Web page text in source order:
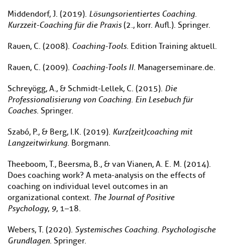
Middendorf, J. (2019). Lösungsorientiertes Coaching.
Kurzzeit-Coaching für die Praxis(2., korr. Aufl.). Springer.
Rauen, C. (2008). Coaching-Tools. Edition Training aktuell.
Rauen, C. (2009). Coaching-Tools II. Managerseminare.de.
Schreyögg, A., & Schmidt-Lellek, C. (2015). Die
Professionalisierung von Coaching. Ein Lesebuch für
Coaches. Springer.
Szabó, P., & Berg, I.K. (2019). Kurz(zeit)coaching mit
Langzeitwirkung. Borgmann.
Theeboom, T., Beersma, B., & van Vianen, A. E. M. (2014).
Does coaching work? A meta-analysis on the effects of
coaching on individual level outcomes in an
organizational context. The Journal of Positive
Psychology, 9, 1–18.
Webers, T. (2020). Systemisches Coaching. Psychologische
Grundlagen. Springer.